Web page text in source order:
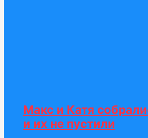
Макс и Катя
и их не пустили